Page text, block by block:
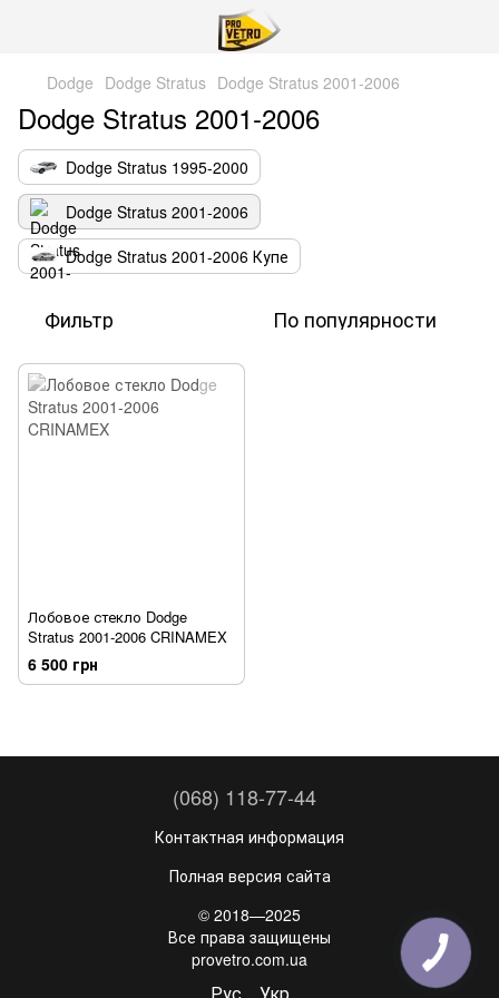
Dodge Dodge Stratus Dodge Stratus 2001-2006
Dodge Stratus 2001-2006
Dodge Stratus 1995-2000
Dodge Stratus 2001-2006
Dodge Stratus 2001-2006 Купе
Фильтр По популярности
Лобовое стекло Dodge
Stratus 2001-2006 CRINAMEX
6 500 грн
(068) 118-77-44
Контактная информация
Полная версия сайта
© 2018—2025
Все права защищены
provetro.com.ua